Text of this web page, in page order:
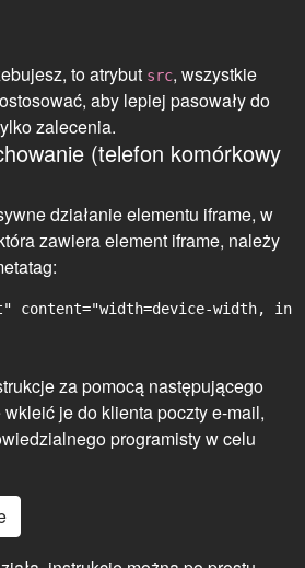
to atrybut src, wszystkie
aby lepiej pasowały do
zalecenia.
(telefon komórkowy
działanie elementu iframe, w
zawiera element iframe, należy
content="width=device-width,
za pomocą następującego
je do klienta poczty e-mail,
programisty w celu